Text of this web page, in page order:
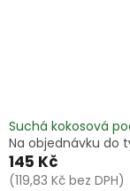
Suchá kokosová
Na objednávku do
145 Kč
(119,83 Kč bez DPH)